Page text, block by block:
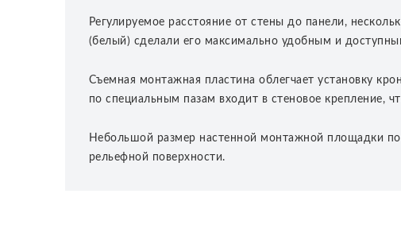
Регулируемое расстояние от стены до панели,
(белый) сделали его максимально удобным и
Съемная монтажная пластина облегчает установку
по специальным пазам входит в стеновое крепление,
Небольшой размер настенной монтажной площадки
рельефной поверхности.